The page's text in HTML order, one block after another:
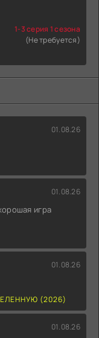
1-3 серия 1 сезона
(Не требуется)
01.08.26
01.08.26
игра
01.08.26
(2026)
01.08.26